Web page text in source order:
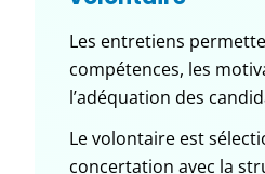
Les entretiens
compétences, les
l’adéquation des
Le volontaire est
concertation avec la